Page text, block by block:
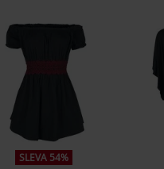
Basic tričko (cca 160 g/m2) -
Regularweight
SLEVA 54%